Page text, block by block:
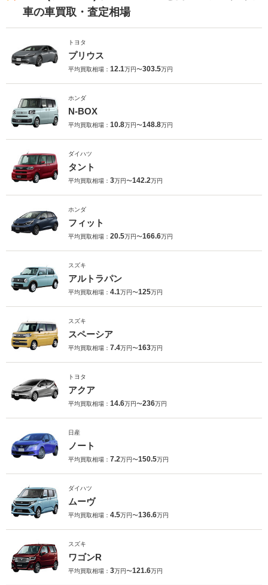
車の車買取・査定相場
トヨタ
プリウス
平均買取相場： 12.1万円〜303.5万円
ホンダ
N-BOX
平均買取相場： 10.8万円〜148.8万円
ダイハツ
タント
平均買取相場： 3万円〜142.2万円
ホンダ
フィット
平均買取相場： 20.5万円〜166.6万円
スズキ
アルトラパン
平均買取相場： 4.1万円〜125万円
スズキ
スペーシア
平均買取相場： 7.4万円〜163万円
トヨタ
アクア
平均買取相場： 14.6万円〜236万円
日産
ノート
平均買取相場： 7.2万円〜150.5万円
ダイハツ
ムーヴ
平均買取相場： 4.5万円〜136.6万円
スズキ
ワゴンR
平均買取相場： 3万円〜121.6万円